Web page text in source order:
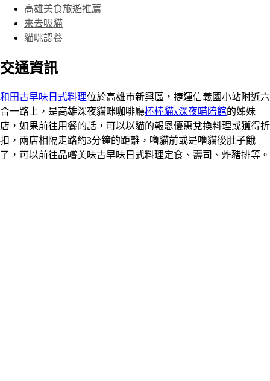
高雄美食旅遊推薦
來去吸貓
貓咪認養
交通資訊
和田古早味日式料理位於高雄市新興區，捷運信義國小站附近六
合一路上，是高雄深夜貓咪咖啡廳棒棒貓x深夜喵陪館的姊妹
店，如果前往用餐的話，可以以貓的報恩優惠兌換料理或獲得折
扣，兩店相隔走路約3分鐘的距離，嚕貓前或是嚕貓後肚子餓
了，可以前往品嚐美味古早味日式料理定食、壽司、炸豬排等。